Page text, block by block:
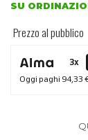
SU
Prezzo al pubblico
3x
Oggi paghi 94,33